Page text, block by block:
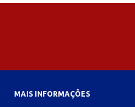
MAIS INFORMAÇÕES